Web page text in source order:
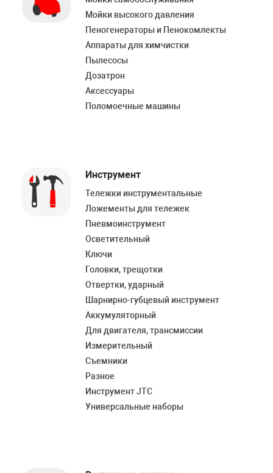
Мойки высокого давления
Пеногенераторы и Пенокомлекты
Аппараты для химчистки
Пылесосы
Дозатрон
Аксессуары
Поломоечные машины
Инструмент
Тележки инструментальные
Ложементы для тележек
Пневмоинструмент
Осветительный
Ключи
Головки, трещотки
Отвертки, ударный
Шарнирно-губцевый инструмент
Аккумуляторный
Для двигателя, трансмиссии
Измерительный
Съемники
Разное
Инструмент JTC
Универсальные наборы